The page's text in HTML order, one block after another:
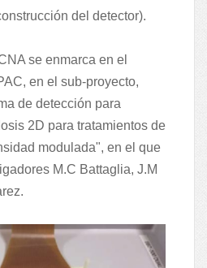
del detector).
se enmarca en el
en el sub-proyecto,
de detección para
2D para tratamientos de
modulada", en el que
M.C Battaglia, J.M